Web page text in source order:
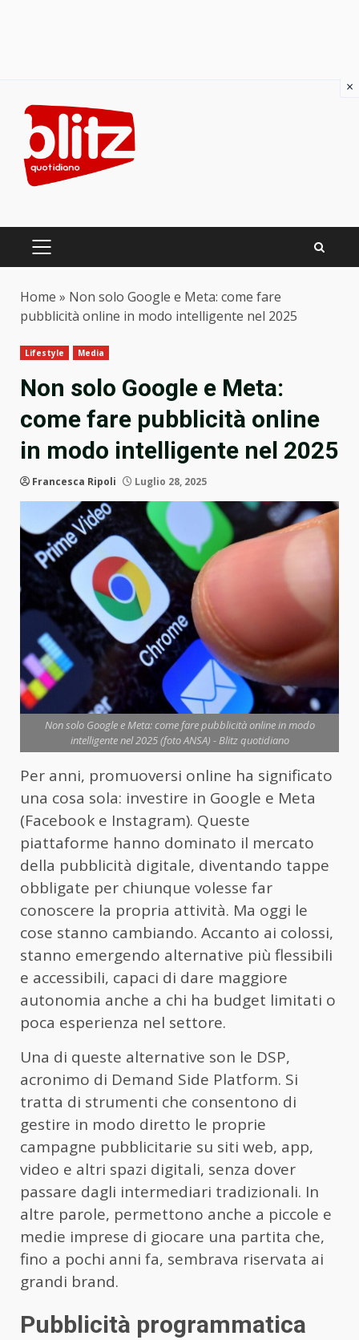
content
PRIMARY
Home » Non solo Google e Meta: come fare
pubblicità online in modo intelligente nel 2025
Lifestyle Media
Non solo Google e Meta:
come fare pubblicità online
in modo intelligente nel 2025
Francesca Ripoli Luglio 28, 2025
Non solo Google e Meta: come fare pubblicità online in modo
intelligente nel 2025 (foto ANSA) - Blitz quotidiano
Per anni, promuoversi online ha significato
una cosa sola: investire in Google e Meta
(Facebook e Instagram). Queste
piattaforme hanno dominato il mercato
della pubblicità digitale, diventando tappe
obbligate per chiunque volesse far
conoscere la propria attività. Ma oggi le
cose stanno cambiando. Accanto ai colossi,
stanno emergendo alternative più flessibili
e accessibili, capaci di dare maggiore
autonomia anche a chi ha budget limitati o
poca esperienza nel settore.
Una di queste alternative son le DSP,
acronimo di Demand Side Platform. Si
tratta di strumenti che consentono di
gestire in modo diretto le proprie
campagne pubblicitarie su siti web, app,
video e altri spazi digitali, senza dover
passare dagli intermediari tradizionali. In
altre parole, permettono anche a piccole e
medie imprese di giocare una partita che,
fino a pochi anni fa, sembrava riservata ai
grandi brand.
Pubblicità programmatica
×